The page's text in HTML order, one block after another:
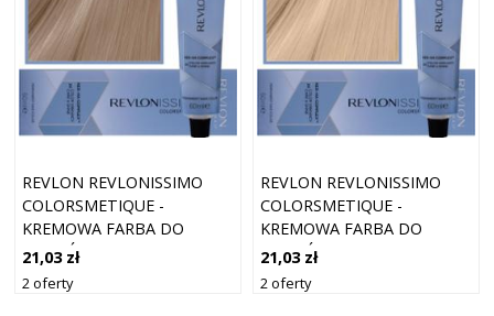
REVLON REVLONISSIMO
COLORSMETIQUE -
KREMOWA FARBA DO
WŁOSÓW, 60ML 8,2 | JASNY
OPALIZUJĄCY BLOND
21,03 zł
2 oferty
REVLON REVLONISSIMO
COLORSMETIQUE -
KREMOWA FARBA DO
WŁOSÓW, 60ML 10,23 |
NAJJAŚNIEJSZY OPALIZUJĄCY
ZŁOTY BLOND
21,03 zł
2 oferty